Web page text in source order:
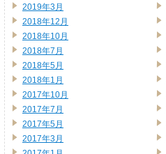
2019年3月
2018年12月
2018年10月
2018年7月
2018年5月
2018年1月
2017年10月
2017年7月
2017年5月
2017年3月